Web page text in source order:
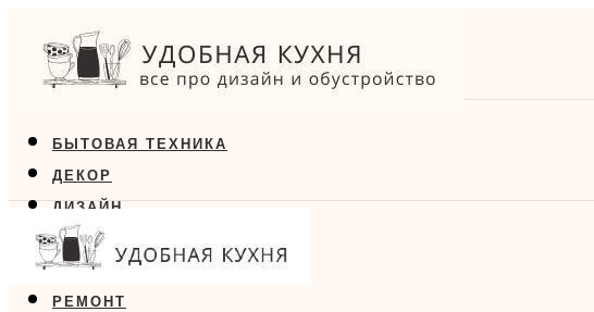
БЫТОВАЯ ТЕХНИКА
ДЕКОР
ДИЗАЙН
ЕДА
МЕБЕЛЬ
РЕМОНТ